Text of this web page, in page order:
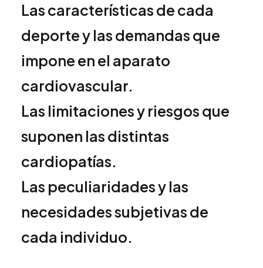
Las características de cada
deporte y las demandas que
impone en el aparato
cardiovascular.
Las limitaciones y riesgos que
suponen las distintas
cardiopatías.
Las peculiaridades y las
necesidades subjetivas de
cada individuo.